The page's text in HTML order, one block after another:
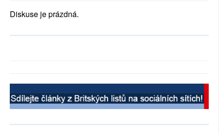
Diskuse je prázdná.